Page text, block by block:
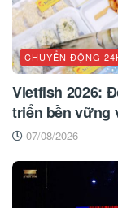
CHUYỂN ĐỘNG
Vietfish 2026:
triển bền vững
07/08/2026